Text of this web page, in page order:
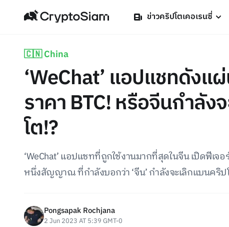
ข่าวคริปโตเคอเรนซี่
🇨🇳 China
‘WeChat’ แอปแชทดังแ
ราคา BTC! หรือจีนกำลัง
โต!?
‘WeChat’ แอปแชทที่ถูกใช้งานมากที่สุดในจีน เปิดฟีเจ
หนึ่งสัญญาณ ที่กำลังบอกว่า ‘จีน’ กำลังจะเลิกแบนคริป
Pongsapak Rochjana
2 Jun 2023 AT 5:39 GMT-0